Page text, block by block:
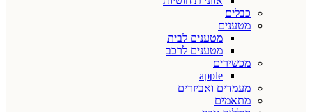
כבלים
מטענים
מטענים לבית
מטענים לרכב
מכשירים
apple
מעמדים ואביזרים
מתאמים